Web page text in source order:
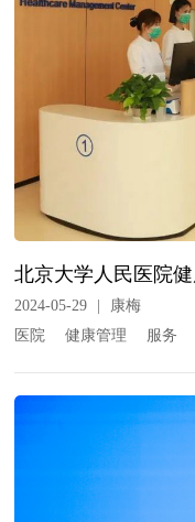
北京大学人民医院
2024-05-29 |
康梅
医院
健康管理 服务